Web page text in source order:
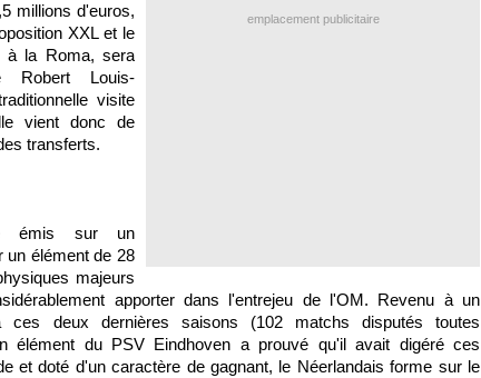
emplacement publicitaire
millions d'euros,
XXL et le
à la Roma, sera
Robert Louis-
visite
vient donc de
transferts.
émis sur un
un élément de 28
majeurs
apporter dans l'entrejeu de l'OM. Revenu à un
deux dernières saisons (102 matchs disputés toutes
élément du PSV Eindhoven a prouvé qu'il avait digéré ces
et doté d'un caractère de gagnant, le Néerlandais forme sur le